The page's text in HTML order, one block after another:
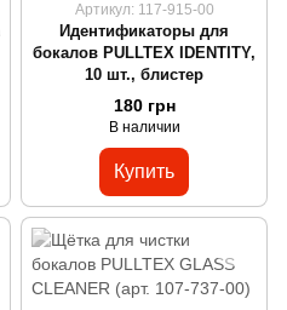
Артикул: 117-915-00
Идентификаторы для
бокалов PULLTEX IDENTITY,
10 шт., блистер
180 грн
В наличии
Купить